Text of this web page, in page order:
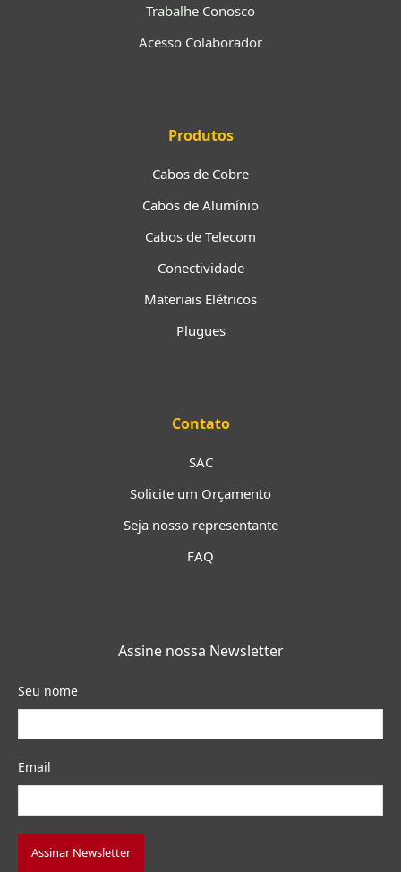
Trabalhe Conosco
Acesso Colaborador
Produtos
Cabos de Cobre
Cabos de Alumínio
Cabos de Telecom
Conectividade
Materiais Elétricos
Plugues
Contato
SAC
Solicite um Orçamento
Seja nosso representante
FAQ
Assine nossa Newsletter
Seu nome
Email
Assinar Newsletter